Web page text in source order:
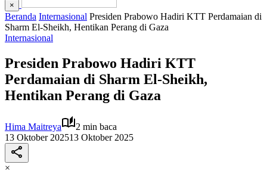
×
Beranda Internasional Presiden Prabowo Hadiri KTT Perdamaian di
Sharm El-Sheikh, Hentikan Perang di Gaza
Internasional
Presiden Prabowo Hadiri KTT
Perdamaian di Sharm El-Sheikh,
Hentikan Perang di Gaza
Hima Maitreya
2 min baca
13 Oktober 202513 Oktober 2025
×